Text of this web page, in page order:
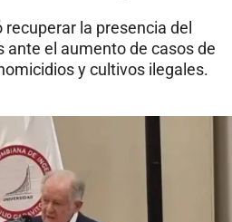
la presencia del
ante el aumento de casos de
y cultivos ilegales.